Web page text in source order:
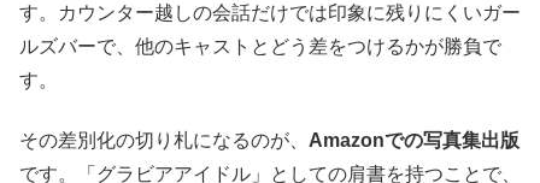
す。カウンター越しの会話だけでは印象に残りにくいガー
ルズバーで、他のキャストとどう差をつけるかが勝負で
す。
その差別化の切り札になるのが、 Amazonでの写真集出版
です。「グラビアアイドル」としての肩書を持つことで、